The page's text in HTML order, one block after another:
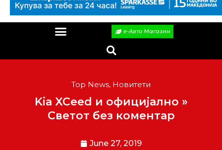
е-Авто Магазин
Top News, Новитети
Kia XCeed и официјално »
Светот без коментар
June 27, 2019